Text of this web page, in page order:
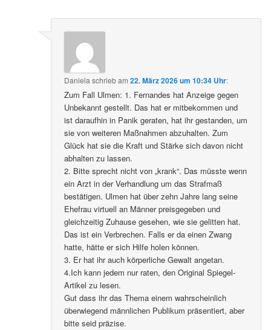
Daniela schriebam22. März 2026 um 10:34 Uhr:
Zum Fall Ulmen: 1. Fernandes hat Anzeige gegen
Unbekannt gestellt. Das hat er mitbekommen und
ist daraufhin in Panik geraten, hat ihr gestanden, um
sie von weiteren Maßnahmen abzuhalten. Zum
Glück hat sie die Kraft und Stärke sich davon nicht
abhalten zu lassen.
2. Bitte sprecht nicht von „krank“. Das müsste wenn
ein Arzt in der Verhandlung um das Strafmaß
bestätigen. Ulmen hat über zehn Jahre lang seine
Ehefrau virtuell an Männer preisgegeben und
gleichzeitig Zuhause gesehen, wie sie gelitten hat.
Das ist ein Verbrechen. Falls er da einen Zwang
hatte, hätte er sich Hilfe holen können.
3. Er hat ihr auch körperliche Gewalt angetan.
4.Ich kann jedem nur raten, den Original Spiegel-
Artikel zu lesen.
Gut dass ihr das Thema einem wahrscheinlich
überwiegend männlichen Publikum präsentiert, aber
bitte seid präzise.